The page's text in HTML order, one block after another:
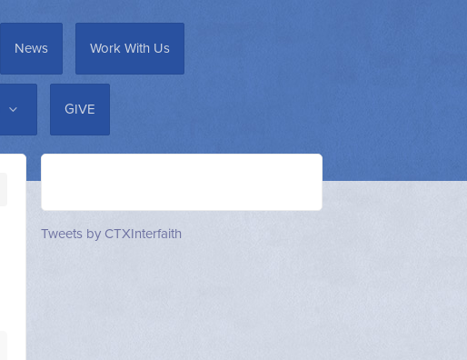
News Work With Us
GIVE
Tweets by CTXInterfaith